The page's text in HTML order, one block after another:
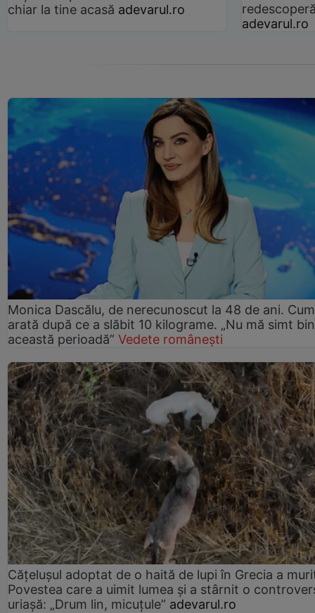
chiar la tine acasă adevarul.ro
adevarul.ro
Monica Dascălu, de nerecunoscut la 48 de ani. Cum
arată după ce a slăbit 10 kilograme. „Nu mă simt
această perioadă” Vedete românești
Cățelușul adoptat de o haită de lupi în Grecia a
Povestea care a uimit lumea și a stârnit o
uriașă: „Drum lin, micuțule” adevarul.ro